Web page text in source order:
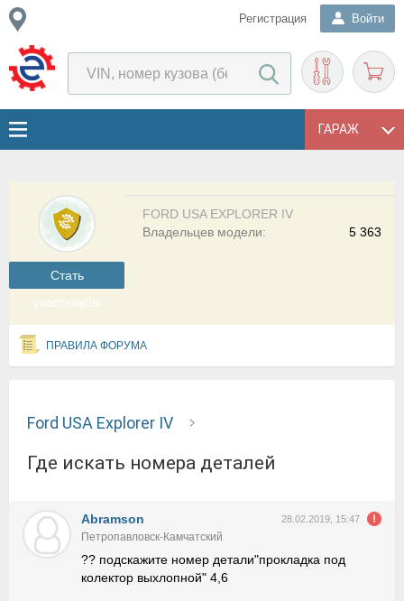
Регистрация Войти
ГАРАЖ
Cтать
участником
FORD USA EXPLORER IV
5 363
Владельцев модели:
ПРАВИЛА ФОРУМА
Ford USA Explorer IV
Где искать номера деталей
Abramson 28.02.2019, 15:47
Петропавловск-Камчатский
?? подскажите номер детали"прокладка под
колектор выхлопной" 4,6